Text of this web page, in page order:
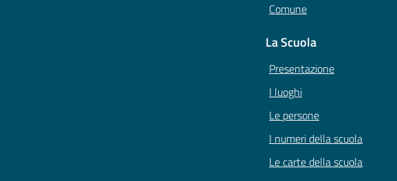
Comune
La Scuola
Presentazione
I luoghi
Le persone
I numeri della scuola
Le carte della scuola